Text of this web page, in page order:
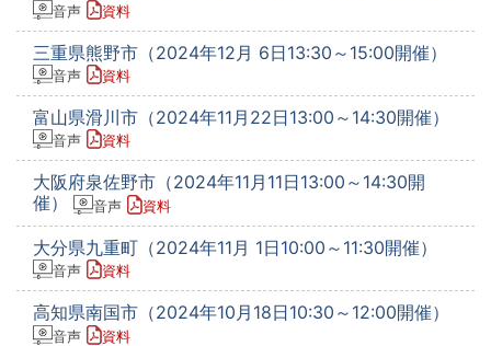
音声 資料
三重県熊野市（2024年12月 6日13:30～15:00開催）
音声 資料
富山県滑川市（2024年11月22日13:00～14:30開催）
音声 資料
大阪府泉佐野市（2024年11月11日13:00～14:30開
催）
音声 資料
大分県九重町（2024年11月 1日10:00～11:30開催）
音声 資料
高知県南国市（2024年10月18日10:30～12:00開催）
音声 資料